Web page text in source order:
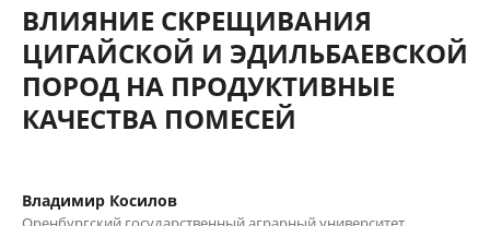
ВЛИЯНИЕ СКРЕЩИВАНИЯ
ЦИГАЙСКОЙ И ЭДИЛЬБАЕВСКОЙ
ПОРОД НА ПРОДУКТИВНЫЕ
КАЧЕСТВА ПОМЕСЕЙ
Владимир Косилов